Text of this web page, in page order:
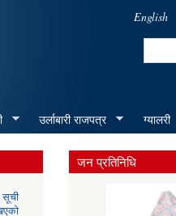
English
Search
उर्लाबारी राजपत्र ग्यालरी
सूची
जन प्रतिनिधि